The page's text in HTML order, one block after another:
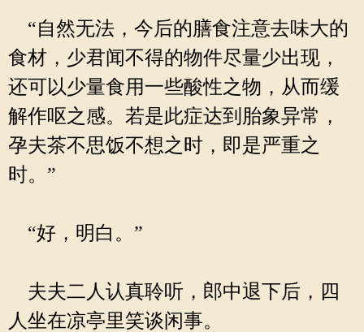
“自然无法，今后的膳食注意去味大的
食材，少君闻不得的物件尽量少出现，
还可以少量食用一些酸性之物，从而缓
解作呕之感。若是此症达到胎象异常，
孕夫茶不思饭不想之时，即是严重之
时。”
“好，明白。”
夫夫二人认真聆听，郎中退下后，四
人坐在凉亭里笑谈闲事。